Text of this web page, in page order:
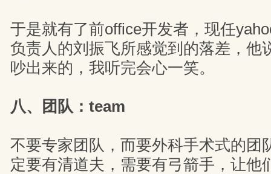
于是就有了前office开发者，现任
负责人的刘振飞所感觉到的落差，他
吵出来的，我听完会心一笑。
八、团队：team
不要专家团队，而要外科手术式的团
定要有清道夫，需要有弓箭手，让他